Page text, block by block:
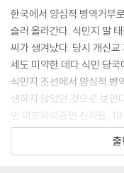
2001년 말 ‘정치적 병역거
에 등장한 ‘평화운동’에서
9년에 창립된 평화인권연
화에 크게 기여했다. 임재
에게는 이미 “군대나 군사
정도 있었”다. 이런 공감대
부 문제의식의 수용과 폭발
게 한국에서도 ‘양심적 병
--- 「‘제1부 제3장 양심적
한국에서 양심적 병역거부
슬러 올라간다. 식민지 말
씨가 생겨났다. 당시 개신
세도 미약한 데다 식민 당
식민지 조선에서 양심적
생하지 않았던 것으로 보인
인 여호와의증인 신자들,
하고 항일 무장투쟁에 나서
룹), 징집 후 탈영하여 중
출